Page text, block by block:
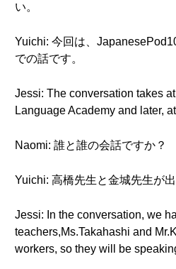
い。
Yuichi: 今回は、
での話です。
Jessi: The conversation takes
Language Academy and later,
Naomi: 誰と誰の会話ですか？
Yuichi: 高橋先生と金城先生が出
Jessi: In the conversation, we
teachers,Ms.Takahashi and
workers, so they will be